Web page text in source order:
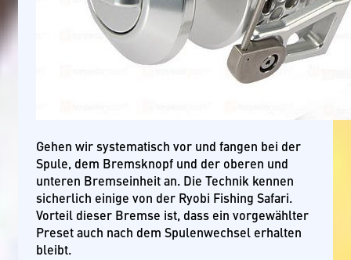
Gehen wir systematisch vor und fangen bei der
Spule, dem Bremsknopf und der oberen und
unteren Bremseinheit an. Die Technik kennen
sicherlich einige von der Ryobi Fishing Safari.
Vorteil dieser Bremse ist, dass ein vorgewählter
Preset auch nach dem Spulenwechsel erhalten
bleibt.